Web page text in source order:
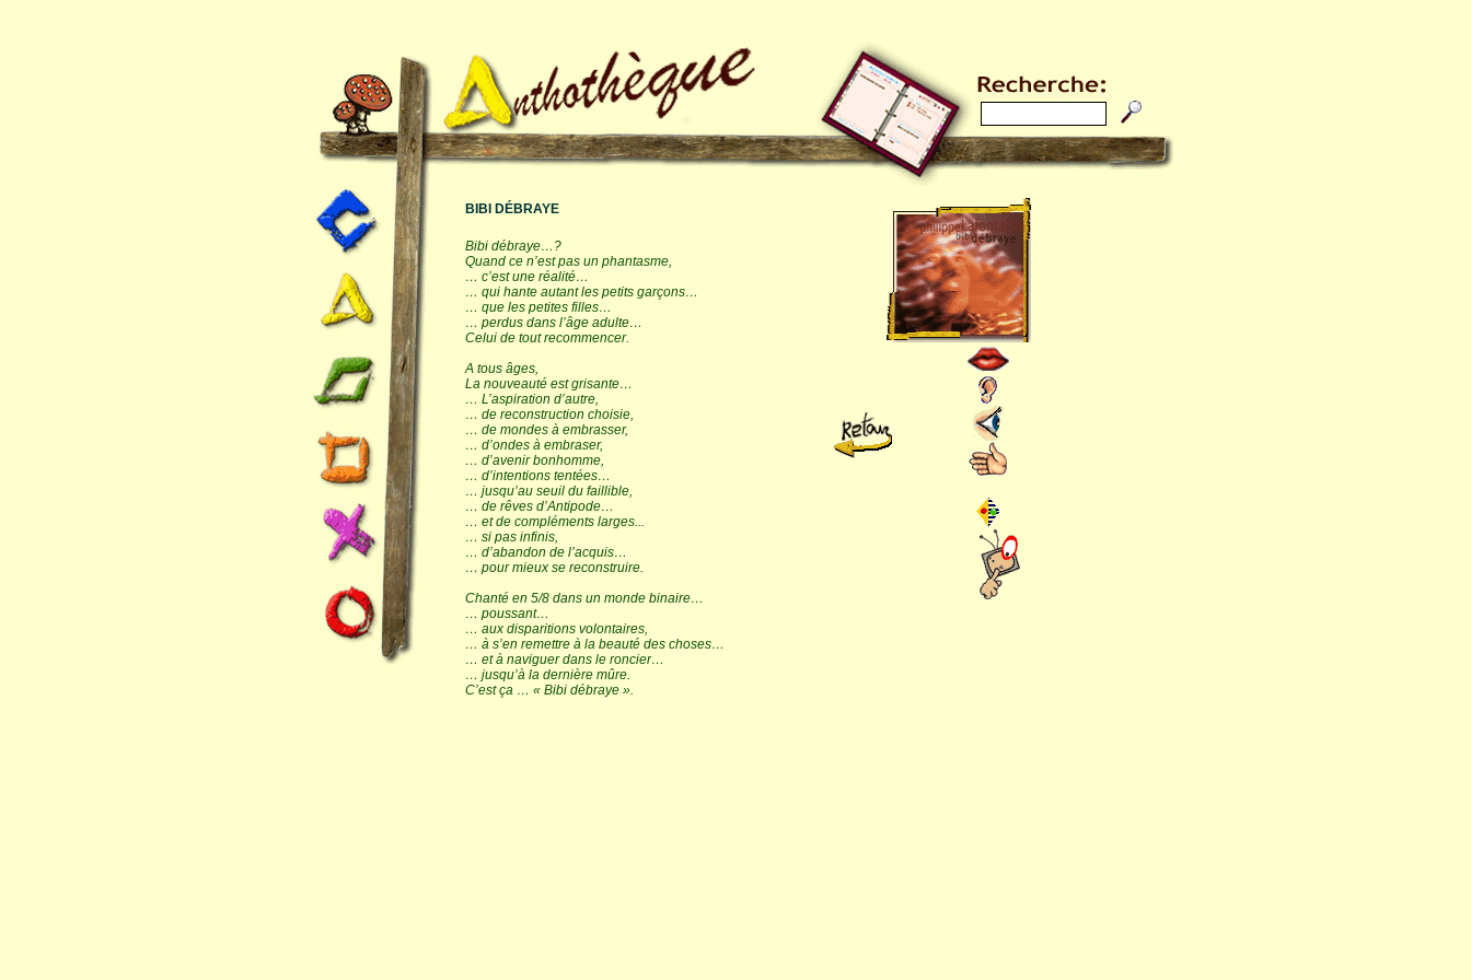
BIBI DÉBRAYE
Bibi débraye…?
Quand ce n’est pas un phantasme,
… c’est une réalité…
… qui hante autant les petits garçons…
… que les petites filles…
… perdus dans l’âge adulte…
Celui de tout recommencer.
A tous âges,
La nouveauté est grisante…
… L’aspiration d’autre,
… de reconstruction choisie,
… de mondes à embrasser,
… d’ondes à embraser,
… d’avenir bonhomme,
… d’intentions tentées…
… jusqu’au seuil du faillible,
… de rêves d’Antipode…
… et de compléments larges...
… si pas infinis,
… d’abandon de l’acquis…
… pour mieux se reconstruire.
Chanté en 5/8 dans un monde binaire…
… poussant…
… aux disparitions volontaires,
… à s’en remettre à la beauté des choses…
… et à naviguer dans le roncier…
… jusqu’à la dernière mûre.
C’est ça … « Bibi débraye ».